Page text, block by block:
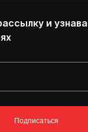
и
Подписаться